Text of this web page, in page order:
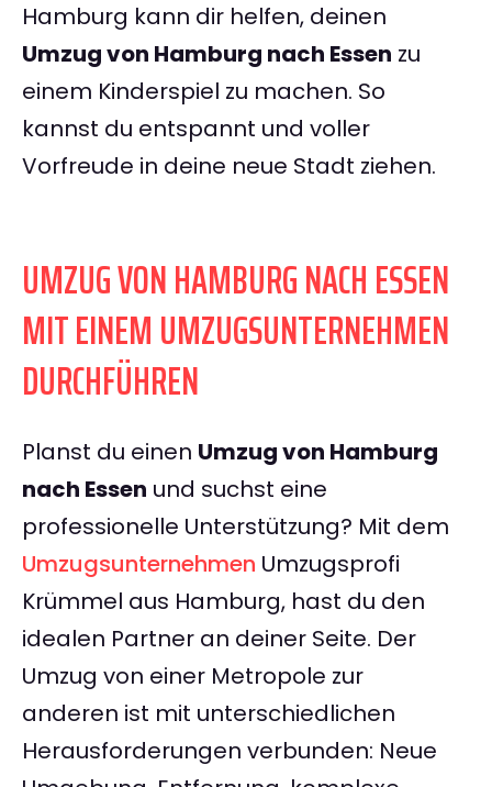
Hamburg kann dir helfen, deinen
Umzug von Hamburg nach Essen zu
einem Kinderspiel zu machen. So
kannst du entspannt und voller
Vorfreude in deine neue Stadt ziehen.
UMZUG VON HAMBURG NACH ESSEN
MIT EINEM UMZUGSUNTERNEHMEN
DURCHFÜHREN
Planst du einen Umzug von Hamburg
nach Essen und suchst eine
professionelle Unterstützung? Mit dem
Umzugsunternehmen Umzugsprofi
Krümmel aus Hamburg, hast du den
idealen Partner an deiner Seite. Der
Umzug von einer Metropole zur
anderen ist mit unterschiedlichen
Herausforderungen verbunden: Neue